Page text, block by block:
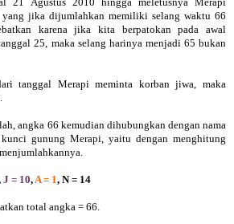
jika dijumlahkan memiliki selang waktu 66
karena jika kita berpatokan pada awal
25, maka selang harinya menjadi 65 bukan
tanggal Merapi meminta korban jiwa, maka
angka 66 kemudian dihubungkan dengan nama
gunung Merapi, yaitu dengan menghitung
J = 10, A = 1, N = 14
total angka = 66.